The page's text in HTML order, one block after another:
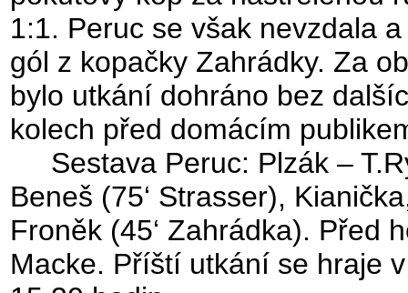
1:1. Peruc se však nevzdala
gól z kopačky Zahrádky. Za
bylo utkání dohráno bez
kolech před domácím
Sestava Peruc: Plzák –
Beneš (75‘ Strasser),
Froněk (45‘ Zahrádka). Před
Macke. Příští utkání se hraje